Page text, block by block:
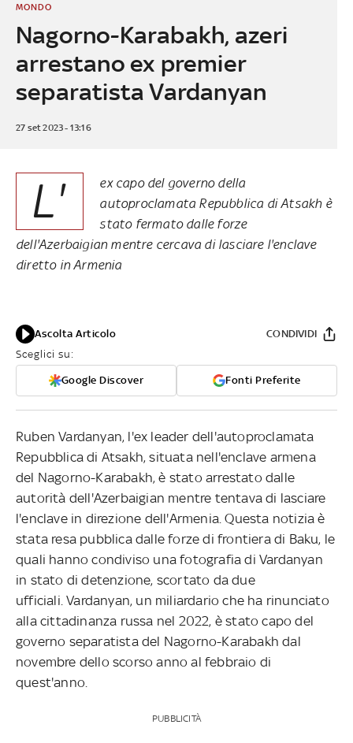
Nagorno-Karabakh, azeri
arrestano ex premier
separatista Vardanyan
MONDO
27 set 2023 - 13:16
L'
ex capo del governo della
autoproclamata Repubblica di Atsakh è
stato fermato dalle forze
dell'Azerbaigian mentre cercava di lasciare l'enclave
diretto in Armenia
Ascolta Articolo
Sceglici su:
Google Discover Fonti Preferite
CONDIVIDI
Ruben Vardanyan, l'ex leader dell'autoproclamata
Repubblica di Atsakh, situata nell'enclave armena
del Nagorno-Karabakh, è stato arrestato dalle
autorità dell'Azerbaigian mentre tentava di lasciare
l'enclave in direzione dell'Armenia. Questa notizia è
stata resa pubblica dalle forze di frontiera di Baku, le
quali hanno condiviso una fotografia di Vardanyan
in stato di detenzione, scortato da due
ufficiali. Vardanyan, un miliardario che ha rinunciato
alla cittadinanza russa nel 2022, è stato capo del
governo separatista del Nagorno-Karabakh dal
novembre dello scorso anno al febbraio di
quest'anno.
PUBBLICITÀ